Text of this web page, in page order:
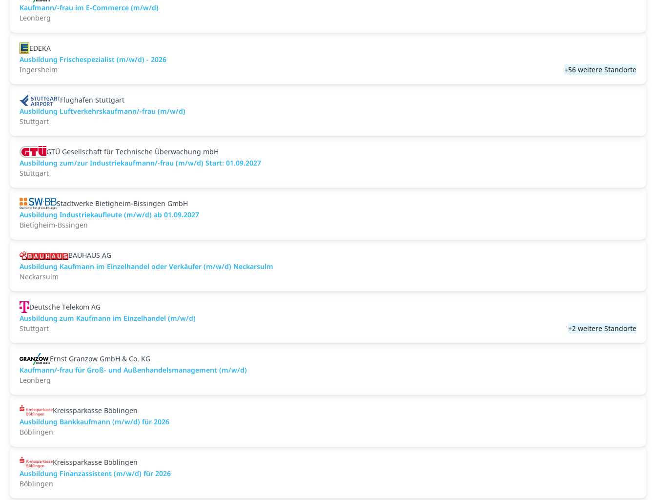
Kaufmann/-frau im E-Commerce (m/w/d)
Leonberg
EDEKA
Ausbildung Frischespezialist (m/w/d) - 2026
Ingersheim
+56 weitere Standorte
Flughafen Stuttgart
Ausbildung Luftverkehrskaufmann/-frau (m/w/d)
Stuttgart
GTÜ Gesellschaft für Technische Überwachung mbH
Ausbildung zum/zur Industriekaufmann/-frau (m/w/d) Start: 01.09.2027
Stuttgart
Stadtwerke Bietigheim-Bissingen GmbH
Ausbildung Industriekaufleute (m/w/d) ab 01.09.2027
Bietigheim-Bssingen
BAUHAUS AG
Ausbildung Kaufmann im Einzelhandel oder Verkäufer (m/w/d) Neckarsulm
Neckarsulm
Deutsche Telekom AG
Ausbildung zum Kaufmann im Einzelhandel (m/w/d)
Stuttgart
+2 weitere Standorte
Ernst Granzow GmbH & Co. KG
Kaufmann/-frau für Groß- und Außenhandelsmanagement (m/w/d)
Leonberg
Kreissparkasse Böblingen
Ausbildung Bankkaufmann (m/w/d) für 2026
Böblingen
Kreissparkasse Böblingen
Ausbildung Finanzassistent (m/w/d) für 2026
Böblingen